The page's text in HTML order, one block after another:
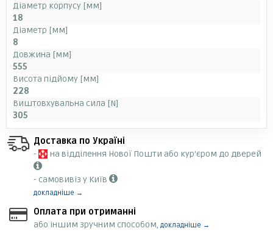
Діаметр корпусу [мм]
18
Діаметр [мм]
8
Довжина [мм]
555
Висота підйому [мм]
228
Виштовхувальна сила [N]
305
Доставка по Україні
-
на відділення Нової Пошти або кур'єром до дверей
- самовивіз у Київ
докладніше →
Оплата при отриманні
або іншим зручним способом, докладніше →